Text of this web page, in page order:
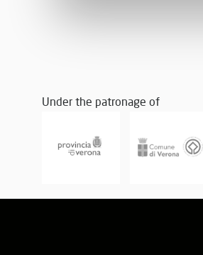
Under the patronage of